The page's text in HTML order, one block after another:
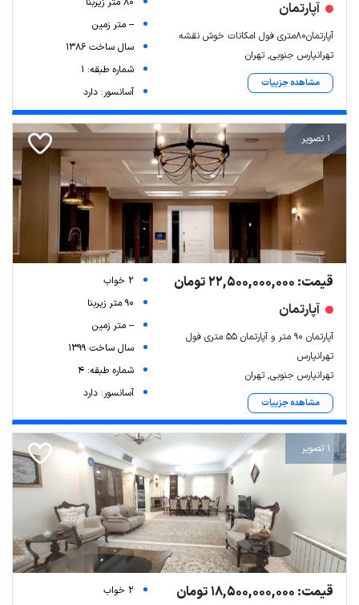
آپارتمان
آپارتمان80متری فول امکانات خوش نقشه
تهرانپارس جنوبی, تهران
مشاهده جزییات
-- متر زمین
سال ساخت 1386
شماره طبقه: 1
آسانسور: دارد
1 تصویر
قیمت: 22,500,000,000 تومان
آپارتمان
آپارتمان 90 متر و آپارتمان 55 متری فول
تهرانپارس
تهرانپارس جنوبی, تهران
مشاهده جزییات
2 خواب
90 متر زیربنا
-- متر زمین
سال ساخت 1399
شماره طبقه: 4
آسانسور: دارد
1 تصویر
قیمت: 18,500,000,000 تومان
2 خواب